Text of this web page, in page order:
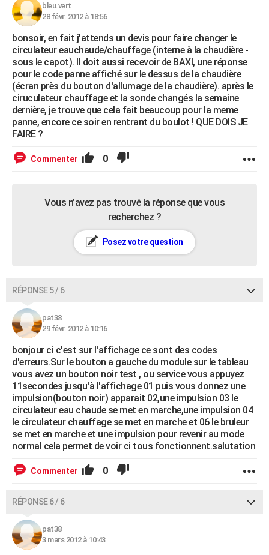
bleu.vert
28 févr. 2012 à 18:56
bonsoir, en fait j'attends un devis pour faire changer le
circulateur eauchaude/chauffage (interne à la chaudière -
sous le capot). Il doit aussi recevoir de BAXI, une réponse
pour le code panne affiché sur le dessus de la chaudière
(écran près du bouton d'allumage de la chaudière). après le
ciruculateur chauffage et la sonde changés la semaine
dernière, je trouve que cela fait beaucoup pour la meme
panne, encore ce soir en rentrant du boulot ! QUE DOIS JE
FAIRE ?
Commenter 0
Vous n’avez pas trouvé la réponse que vous
recherchez ?
Posez votre question
RÉPONSE 5 / 6
pat38
29 févr. 2012 à 10:16
bonjour ci c'est sur l'affichage ce sont des codes
d'erreurs.Sur le bouton a gauche du module sur le tableau
vous avez un bouton noir test , ou service vous appuyez
11secondes jusqu'à l'affichage 01 puis vous donnez une
impulsion(bouton noir) apparait 02,une impulsion 03 le
circulateur eau chaude se met en marche,une impulsion 04
le circulateur chauffage se met en marche et 06 le bruleur
se met en marche et une impulsion pour revenir au mode
normal cela permet de voir ci tous fonctionnent.salutation
Commenter 0
RÉPONSE 6 / 6
pat38
3 mars 2012 à 10:43